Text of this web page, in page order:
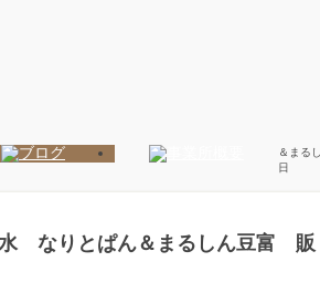
＆まる
日
水 なりとぱん＆まるしん豆富 販